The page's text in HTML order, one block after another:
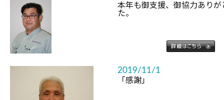
本年も御支援、御協力ありが
た。
2019/11/1
「感謝」